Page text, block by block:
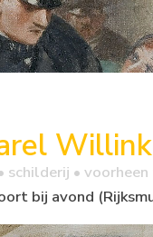
Willink
schilderij •
bij avond